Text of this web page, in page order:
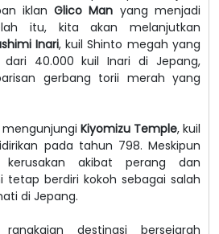
iklanGlico Man yang menjadi
itu, kita akan melanjutkan
Inari, kuil Shinto megah yang
40.000 kuil Inari di Jepang,
gerbang torii merah yang
Kiyomizu Temple, kuil
pada tahun 798. Meskipun
akibat perang dan
tetap berdiri kokoh sebagai salah
di Jepang.
destinasi bersejarah